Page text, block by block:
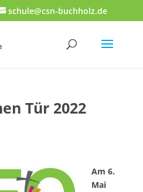
schule@csn-buchholz.de
Tür 2022
Am 6.
Mai